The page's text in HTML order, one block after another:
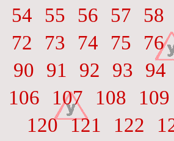
54
55 56 57 58
72
73 74 75 76
90
91 92 93 94
106
107 108 109
120 121 122